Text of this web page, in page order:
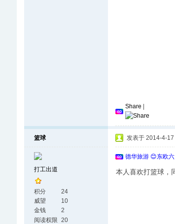
Share
篮球
打工出道
积分
24
威望
10
金钱
2
阅读权限 20
发表于 2014-4-17
德华旅游 😊东欧
本人喜欢打篮球，